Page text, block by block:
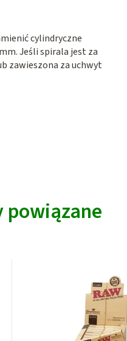
cylindryczne
Jeśli spirala jest za
zawieszona za uchwyt